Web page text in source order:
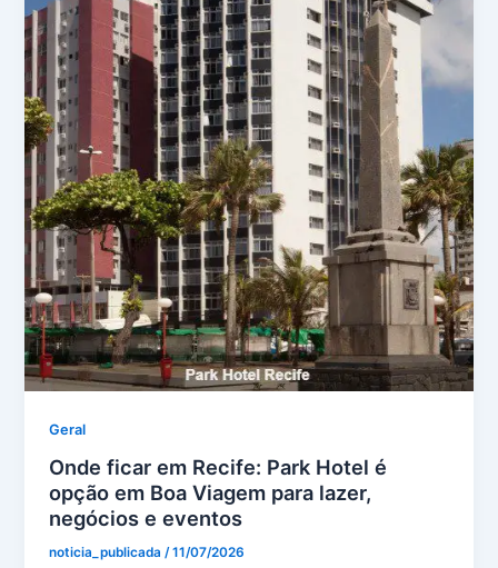
Geral
Onde ficar em Recife: Park Hotel é
opção em Boa Viagem para lazer,
negócios e eventos
noticia_publicada/11/07/2026